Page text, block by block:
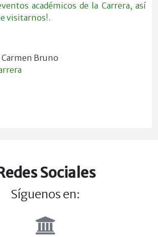
académicos de la Carrera, así
visitarnos!.
Bruno
Sociales
Síguenos en: